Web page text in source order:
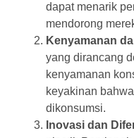
dapat menarik
mendorong
Kenyamanan
yang dirancang
kenyamanan
keyakinan
dikonsumsi.
Inovasi dan